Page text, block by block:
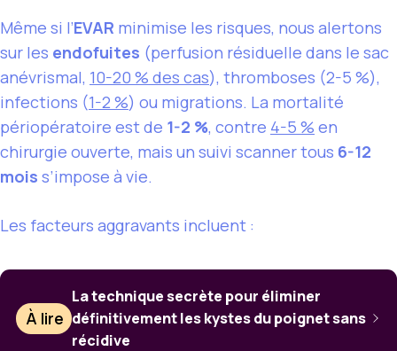
Même si l’EVAR minimise les risques, nous alertons
sur les endofuites (perfusion résiduelle dans le sac
anévrismal, 10-20 % des cas), thromboses (2-5 %),
infections (1-2 %) ou migrations. La mortalité
périopératoire est de 1-2 %, contre 4-5 % en
chirurgie ouverte, mais un suivi scanner tous 6-12
mois s’impose à vie.
Les facteurs aggravants incluent :
À lire
La technique secrète pour éliminer
définitivement les kystes du poignet sans
récidive